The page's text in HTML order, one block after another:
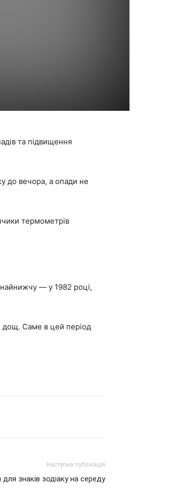
та підвищення
до вечора, а опади не
термометрів
— у 1982 році,
дощ. Саме в цей період
Наступна публікація
знаків зодіаку на середу